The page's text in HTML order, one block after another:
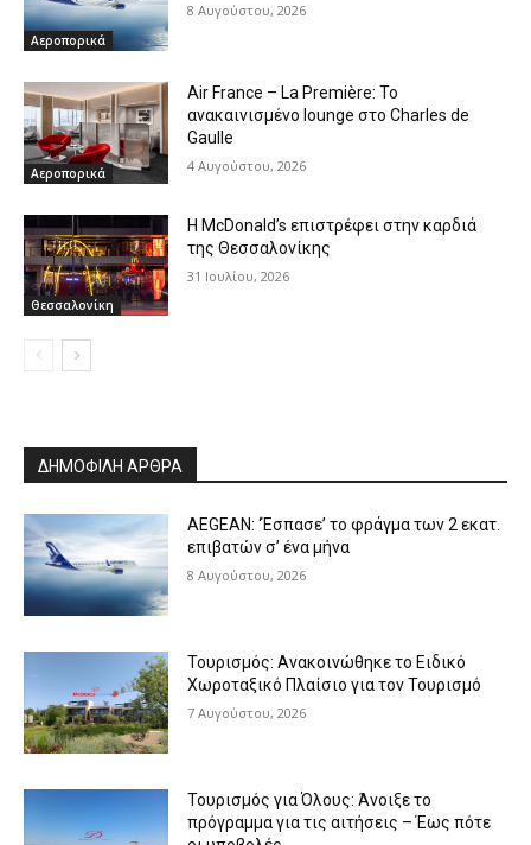
Αεροπορικά
8 Αυγούστου, 2026
Αεροπορικά
Air France – La Première: Το
ανακαινισμένο lounge στο Charles de
Gaulle
4 Αυγούστου, 2026
Θεσσαλονίκη
Η McDonald’s επιστρέφει στην καρδιά
της Θεσσαλονίκης
31 Ιουλίου, 2026
ΔΗΜΟΦΙΛΗ ΑΡΘΡΑ
AEGEAN: ‘Έσπασε’ το φράγμα των 2 εκατ.
επιβατών σ’ ένα μήνα
8 Αυγούστου, 2026
Τουρισμός: Ανακοινώθηκε το Ειδικό
Χωροταξικό Πλαίσιο για τον Τουρισμό
7 Αυγούστου, 2026
Τουρισμός για Όλους: Άνοιξε το
πρόγραμμα για τις αιτήσεις – Έως πότε